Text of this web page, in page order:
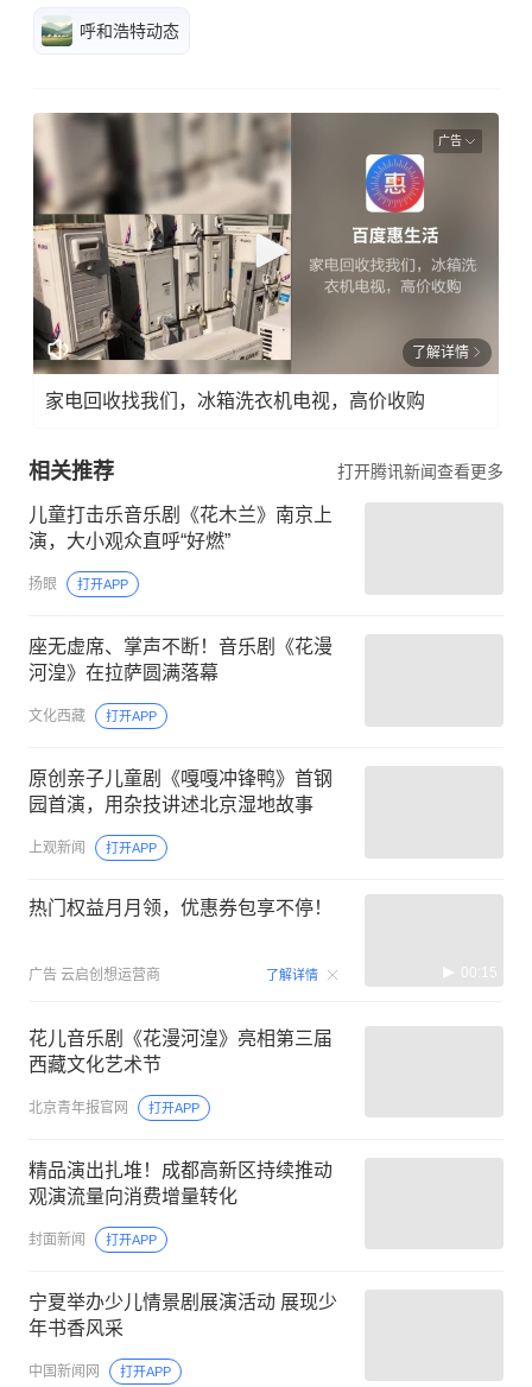
呼和浩特动态
广告
了解详情
家电回收找我们，冰箱洗衣机电视，高价收购
相关推荐 打开腾讯新闻查看更多
儿童打击乐音乐剧《花木兰》南京上
演，大小观众直呼“好燃”
扬眼 打开APP
座无虚席、掌声不断！音乐剧《花漫
河湟》在拉萨圆满落幕
文化西藏 打开APP
原创亲子儿童剧《嘎嘎冲锋鸭》首钢
园首演，用杂技讲述北京湿地故事
上观新闻 打开APP
热门权益月月领，优惠券包享不停！
广告 云启创想运营商 了解详情 00:15
花儿音乐剧《花漫河湟》亮相第三届
西藏文化艺术节
北京青年报官网 打开APP
精品演出扎堆！成都高新区持续推动
观演流量向消费增量转化
封面新闻 打开APP
宁夏举办少儿情景剧展演活动 展现少
年书香风采
中国新闻网 打开APP